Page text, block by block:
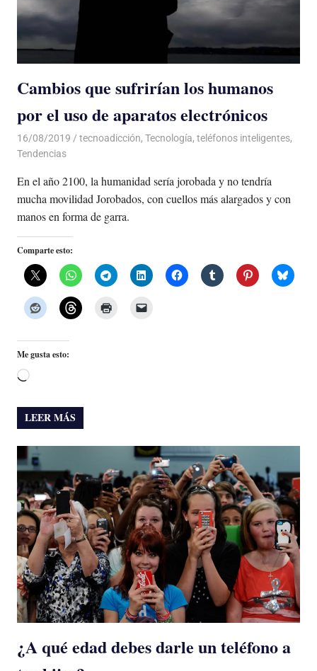
Cambios que sufrirían los humanos
por el uso de aparatos electrónicos
16/08/2019 De todo un Poco
tecnoadicción, Tecnología, teléfonos inteligentes,
Tendencias
En el año 2100, la humanidad sería jorobada y no tendría
mucha movilidad Jorobados, con cuellos más alargados y con
manos en forma de garra.
Comparte esto:
Me gusta esto:
Cargando...
LEER MÁS
¿A qué edad debes darle un teléfono a